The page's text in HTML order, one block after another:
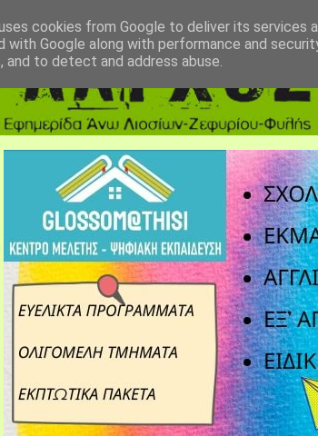
cookies from Google to deliver its services
with Google along with performance and
to detect and address abuse.